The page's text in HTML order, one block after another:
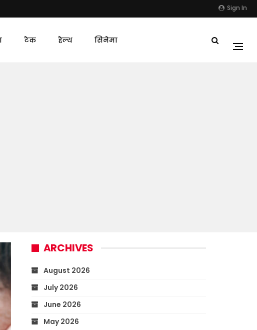
Sign In
टेक हेल्थ सिनेमा
ARCHIVES
August 2026
July 2026
June 2026
May 2026